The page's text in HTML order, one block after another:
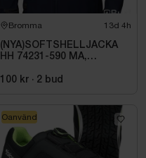
Bromma 13d 4h
(NYA)SOFTSHELLJACKA
HH 74231-590 MA,
100 kr · 2 bud
Oanvänd